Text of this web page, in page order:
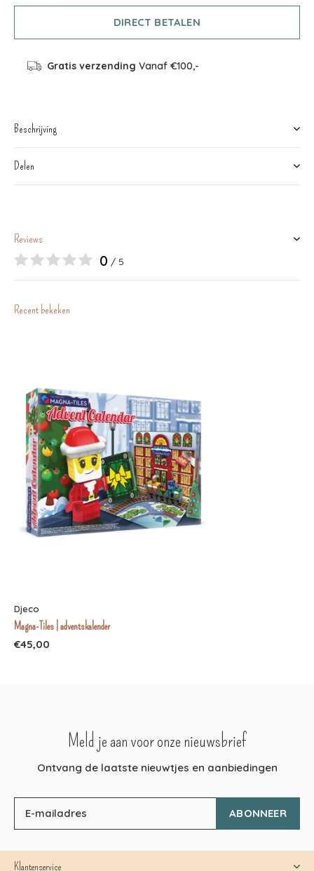
DIRECT BETALEN
Gratis verzending Vanaf €100,-
Beschrijving
Delen
Reviews
0 / 5
Recent bekeken
Djeco
Magna-Tiles | adventskalender
€45,00
Meld je aan voor onze nieuwsbrief
Ontvang de laatste nieuwtjes en aanbiedingen
ABONNEER
Klantenservice